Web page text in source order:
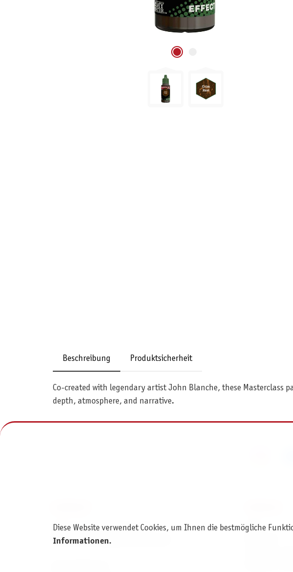
Beschreibung Produktsicherheit
Co-created with legendary artist John Blanche, these Masterclass
depth, atmosphere, and narrative.
Pegasus Spiele Verlags- und
Medienvertriebsgesellschaft mbH
AGB
Diese Website verwendet Cookies, um Ihnen die bestmögliche
Informationen.